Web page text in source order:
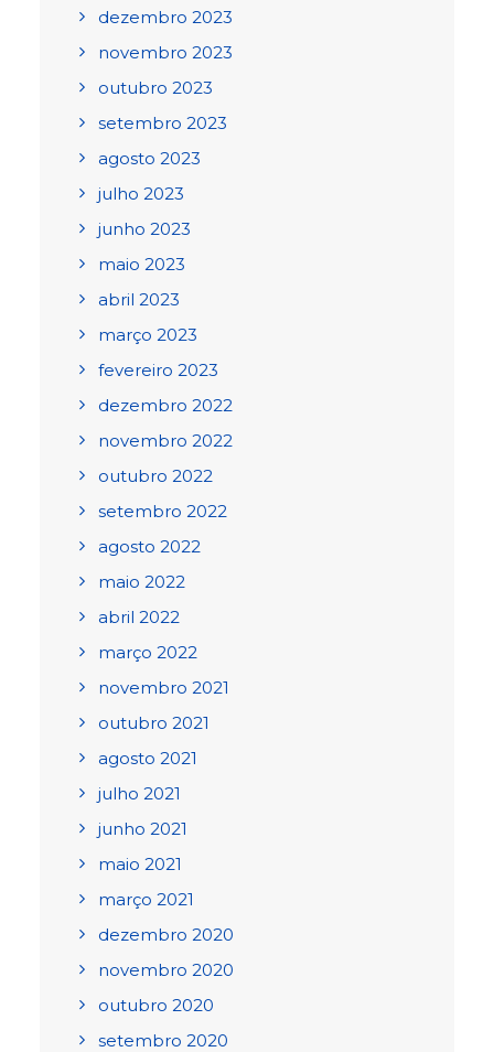
dezembro 2023
novembro 2023
outubro 2023
setembro 2023
agosto 2023
julho 2023
junho 2023
maio 2023
abril 2023
março 2023
fevereiro 2023
dezembro 2022
novembro 2022
outubro 2022
setembro 2022
agosto 2022
maio 2022
abril 2022
março 2022
novembro 2021
outubro 2021
agosto 2021
julho 2021
junho 2021
maio 2021
março 2021
dezembro 2020
novembro 2020
outubro 2020
setembro 2020